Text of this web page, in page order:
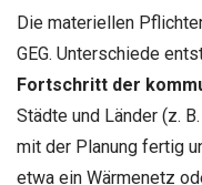
Die materiellen
GEG. Unterschiede
Fortschritt der
Städte und Länder (z.
mit der Planung fertig
etwa ein Wärmenetz